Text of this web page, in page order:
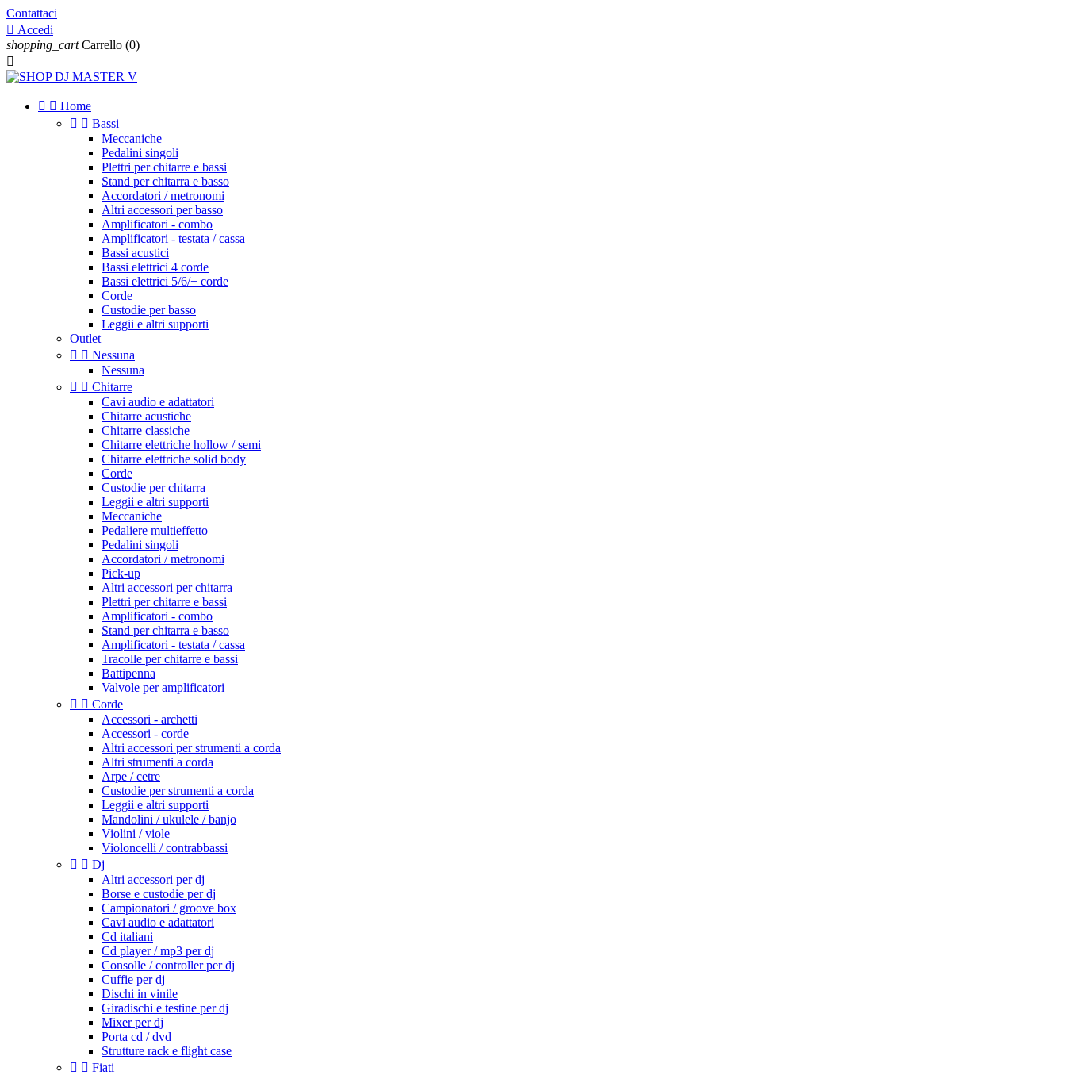
Contattaci
 Accedi
shopping_cart Carrello (0)

  Home
  Bassi
Meccaniche
Pedalini singoli
Plettri per chitarre e bassi
Stand per chitarra e basso
Accordatori / metronomi
Altri accessori per basso
Amplificatori - combo
Amplificatori - testata / cassa
Bassi acustici
Bassi elettrici 4 corde
Bassi elettrici 5/6/+ corde
Corde
Custodie per basso
Leggii e altri supporti
Outlet
  Nessuna
Nessuna
  Chitarre
Cavi audio e adattatori
Chitarre acustiche
Chitarre classiche
Chitarre elettriche hollow / semi
Chitarre elettriche solid body
Corde
Custodie per chitarra
Leggii e altri supporti
Meccaniche
Pedaliere multieffetto
Pedalini singoli
Accordatori / metronomi
Pick-up
Altri accessori per chitarra
Plettri per chitarre e bassi
Amplificatori - combo
Stand per chitarra e basso
Amplificatori - testata / cassa
Tracolle per chitarre e bassi
Battipenna
Valvole per amplificatori
  Corde
Accessori - archetti
Accessori - corde
Altri accessori per strumenti a corda
Altri strumenti a corda
Arpe / cetre
Custodie per strumenti a corda
Leggii e altri supporti
Mandolini / ukulele / banjo
Violini / viole
Violoncelli / contrabbassi
  Dj
Altri accessori per dj
Borse e custodie per dj
Campionatori / groove box
Cavi audio e adattatori
Cd italiani
Cd player / mp3 per dj
Consolle / controller per dj
Cuffie per dj
Dischi in vinile
Giradischi e testine per dj
Mixer per dj
Porta cd / dvd
Strutture rack e flight case
  Fiati